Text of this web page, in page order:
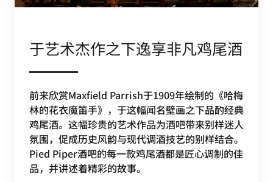
于艺术杰作之下逸享非凡鸡尾酒
前来欣赏Maxfield Parrish于1909年绘制的《哈梅
林的花衣魔笛手》，于这幅闻名壁画之下品酌经典
鸡尾酒。这幅珍贵的艺术作品为酒吧带来别样迷人
氛围，促成历史风韵与现代调酒技艺的别样结合。
Pied Piper酒吧的每一款鸡尾酒都是匠心调制的佳
品，并讲述着精彩的故事。